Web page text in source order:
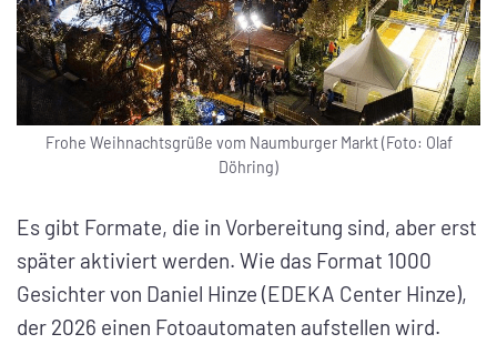
Frohe Weihnachtsgrüße vom Naumburger Markt (Foto: Olaf
Döhring)
Es gibt Formate, die in Vorbereitung sind, aber erst
später aktiviert werden. Wie das Format 1000
Gesichter von Daniel Hinze (EDEKA Center Hinze),
der 2026 einen Fotoautomaten aufstellen wird.